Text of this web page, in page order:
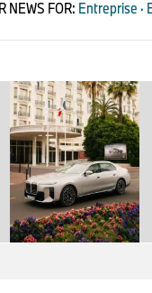
NEWS FOR: Entreprise ·